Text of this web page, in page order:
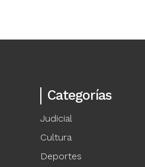
Categorías
Judicial
Cultura
Deportes